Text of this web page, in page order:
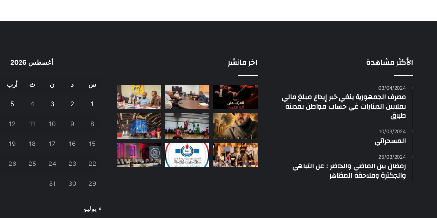
الأكثر مشاهدة
03/04/2024
مصرف الجمهورية ينفي خبر إيداع مبلغ مالي
بملايين الدينارات في حساب مواطن بمدينة
طبرق
10/03/2024
المسحراتي
25/03/2024
رمضان بين الماضي والحاضر : عن التباهي
والجكترة وملاحقة المظاهر
اخر مانشر أغسطس 2026
س د ن ث أرب
1
2
3
4
5
8
9
10
11
12
15
16
17
18
19
22
23
24
25
26
29
30
31
« يوليو